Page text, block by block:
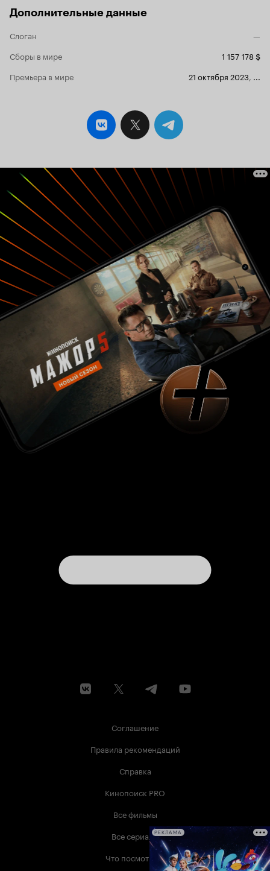
Дополнительные данные
Слоган
—
Сборы в мире
1 157 178 $
Премьера в мире
21 октября 2023, ...
Соглашение
Правила рекомендаций
Справка
Кинопоиск PRO
Все фильмы
Все сериалы
Что посмотреть
РЕКЛАМА